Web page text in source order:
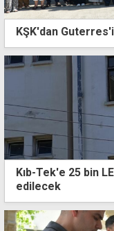
KŞK'dan
Kıb-Tek'e 25 bin
edilecek